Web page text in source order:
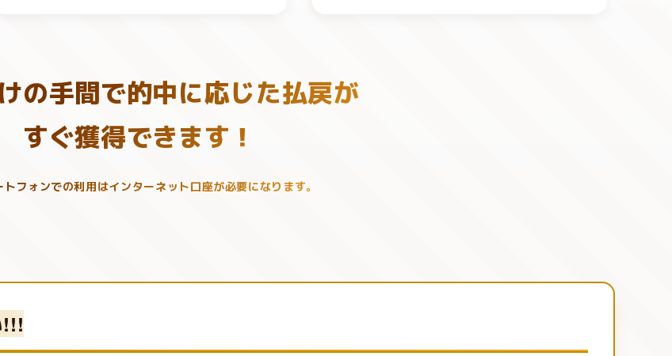
の手間で的中に応じた払戻が
すぐ獲得できます！
トフォンでの利用はインターネット口座が必要になります。
!!!